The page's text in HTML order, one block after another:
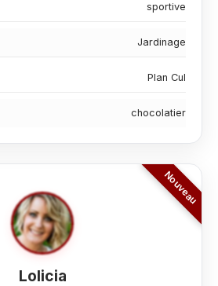
sportive
Jardinage
Plan Cul
chocolatier
Lolicia